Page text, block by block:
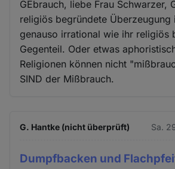
GEbrauch, liebe Frau Schwarzer,
religiös begründete Überzeugung
genauso irrational wie ihr religiös
Gegenteil. Oder etwas
Religionen können nicht
SIND der Mißbrauch.
G. Hantke (nicht überprüft) Sa.
Dumpfbacken und